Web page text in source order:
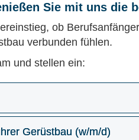
Sie mit uns die
ob
verbunden fühlen.
und stellen ein:
Gerüstbau (w/m/d)